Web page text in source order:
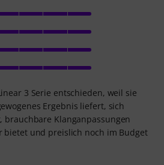
3 Serie entschieden, weil sie
Ergebnis liefert, sich
brauchbare Klanganpassungen
bietet und preislich noch im Budget